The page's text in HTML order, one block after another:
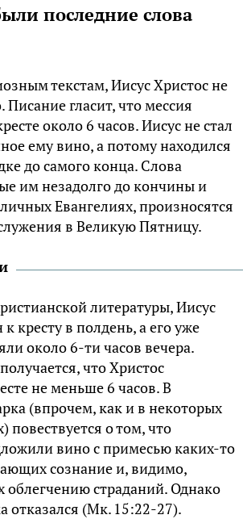
последние слова
текстам, Иисус Христос не
гласит, что мессия
около 6 часов. Иисус не стал
ему вино, а потому находился
до самого конца. Слова
им незадолго до кончины и
Евангелиях, произносятся
в Великую Пятницу.
литературы, Иисус
кресту в полдень, а его уже
около 6-ти часов вечера.
что Христос
не меньше 6 часов. В
(впрочем, как и в некоторых
повествуется о том, что
вино с примесью каких-то
сознание и, видимо,
облегчению страданий. Однако
отказался (Мк. 15:22-27).